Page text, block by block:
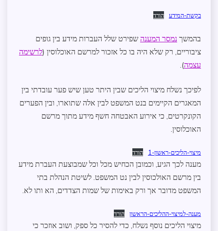
בקשת-המידע הורד
בהמשך נמסר המענה שפירט שלל העברות מידע בין גופים
ציבוריים, רק שלא היה בו כל אזכור למרשם האוכלוסין (לרשימה
עצמה).
לפיכך נשלח מיצוי הליכים שבין היתר טען שיש פער עובדתי בין
המאגרים הקיימים בנט המשפט לבין אלה שתוארו, ובין הפערים
הקונקרטים, כי אירוע האבטחה חשף מידע מתוך מרשם
האוכלוסין.
מיצוי-הליכים-ראשון-1 הורד
מענה לכך הגיע, וכמובן הכחיש מכל וכל שמבוצעת העברת מידע
בין מרשם האולכוסין לבין נט המשפט. לשיטת הנהלת בתי
המשפט מדובר אך ורק באימות של שמות הצדדים, הא ותו לא.
מענה-למיצוי-ההליכים-הראשון הורד
מיצוי הליכים נוסף נשלח, כדי להסיר כל ספק, ושוב אוזכר כי